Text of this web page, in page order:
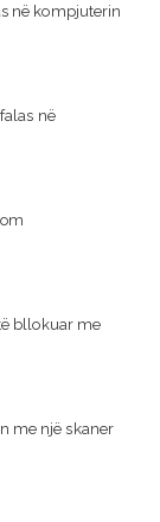
në kompjuterin
në
bllokuar me
me një skaner